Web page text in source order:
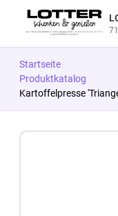
Startseite
Produktkatalog
Kartoffelpresse